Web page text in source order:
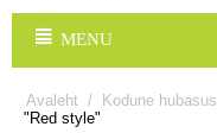
MENU
Avaleht / Kodune hubasus
"Red style"